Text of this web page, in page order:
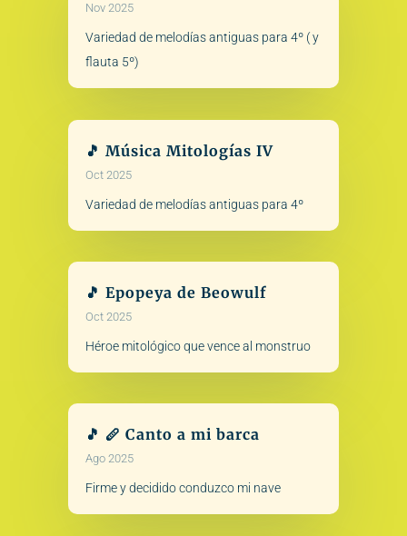
Nov 2025
Variedad de melodías antiguas para 4º ( y
flauta 5º)
🎵 Música Mitologías IV
Oct 2025
Variedad de melodías antiguas para 4º
🎵 Epopeya de Beowulf
Oct 2025
Héroe mitológico que vence al monstruo
🎵 🪈 Canto a mi barca
Ago 2025
Firme y decidido conduzco mi nave